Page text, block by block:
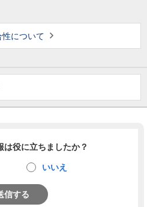
について
は役に立ちましたか？
いいえ
信する